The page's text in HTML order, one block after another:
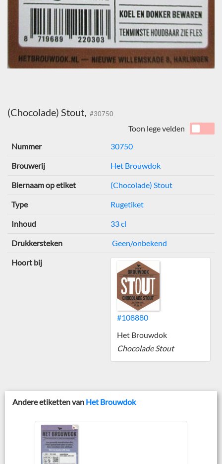
(Chocolade) Stout, #30750
Toon lege velden
Nummer
30750
Brouwerij Het Brouwdok
Biernaam op etiket (Chocolade) Stout
Type Rugetiket
Inhoud 33 cl
Drukkersteken Geen/onbekend
Hoort bij
#108880
Het Brouwdok
Chocolade Stout
Andere etiketten van Het Brouwdok